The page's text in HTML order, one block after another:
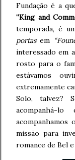
Fundação é a
“King and
temporada, é
portasem
interessado em
rosto para o
estávamos
extremamente
Solo, talvez?
acompanhá-
acompanhamos
missão para
romance de Bel